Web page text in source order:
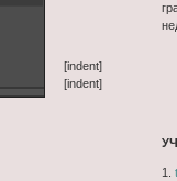
[indent]
[indent]
1.